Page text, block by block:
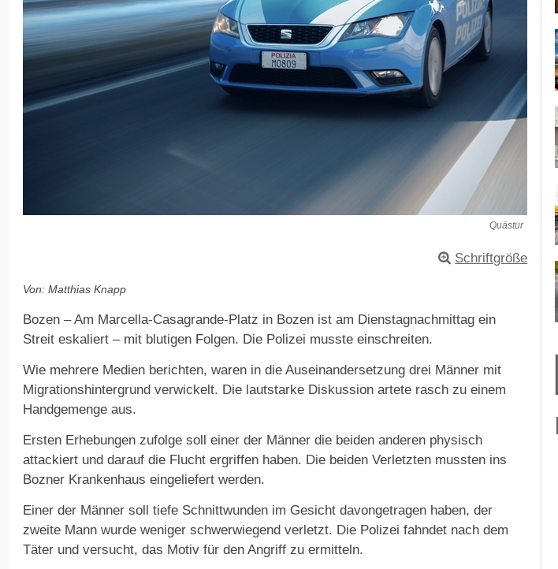
Quästur
Schriftgröße
Von: Matthias Knapp
Bozen – Am Marcella-Casagrande-Platz in Bozen ist am Dienstagnachmittag ein
Streit eskaliert – mit blutigen Folgen. Die Polizei musste einschreiten.
Wie mehrere Medien berichten, waren in die Auseinandersetzung drei Männer mit
Migrationshintergrund verwickelt. Die lautstarke Diskussion artete rasch zu einem
Handgemenge aus.
Ersten Erhebungen zufolge soll einer der Männer die beiden anderen physisch
attackiert und darauf die Flucht ergriffen haben. Die beiden Verletzten mussten ins
Bozner Krankenhaus eingeliefert werden.
Einer der Männer soll tiefe Schnittwunden im Gesicht davongetragen haben, der
zweite Mann wurde weniger schwerwiegend verletzt. Die Polizei fahndet nach dem
Täter und versucht, das Motiv für den Angriff zu ermitteln.